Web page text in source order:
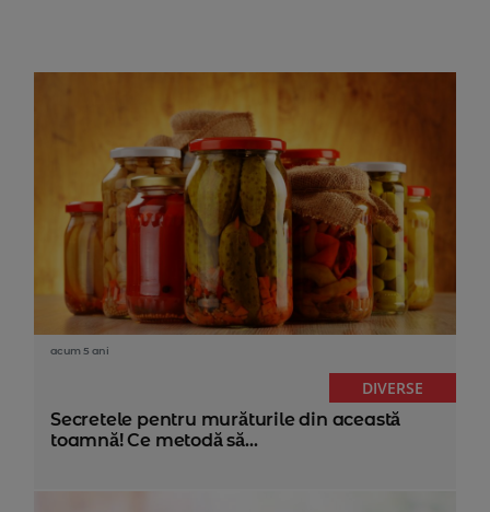
acum 5 ani
DIVERSE
Secretele pentru murăturile din această
toamnă! Ce metodă să...